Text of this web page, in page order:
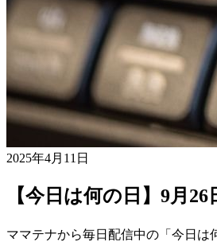
2025年4月11日
【今日は何の日】9月
ママテナから毎日配信中の「今日は